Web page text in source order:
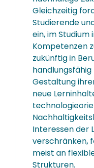
Gleichzeitig
Studierende
ein, im
Kompetenzen
zukünftig in
Gestaltung
neue
Interessen der
verschränken,
meist an
Strukturen.